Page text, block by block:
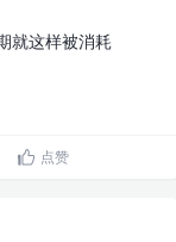
就这样被消耗
点赞